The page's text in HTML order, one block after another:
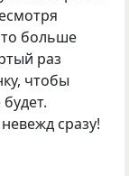
больше
раз
чтобы
сразу!